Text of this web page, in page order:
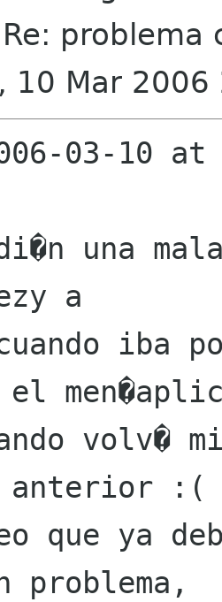
problema
10 Mar
03-10 at
una
a
iba
el
volv�
anterior :(
que ya
problema,